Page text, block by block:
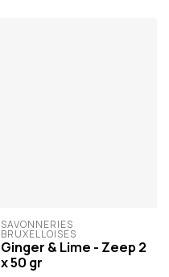
SAVONNERIES
BRUXELLOISES
Ginger & Lime - Zeep 2
x 50 gr